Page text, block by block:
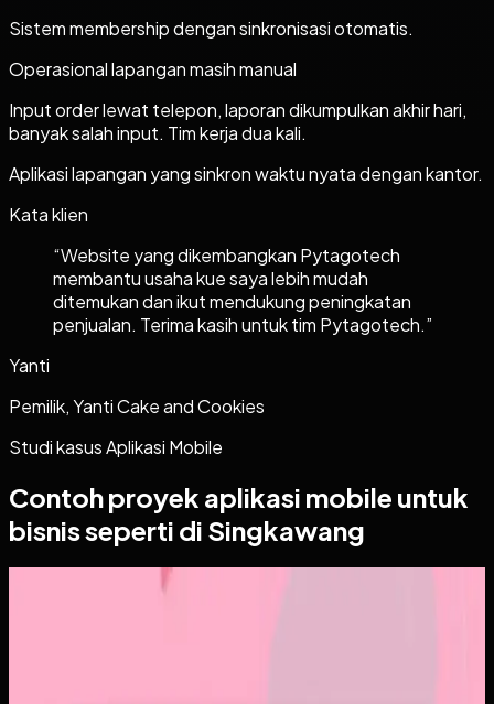
Sistem membership dengan sinkronisasi otomatis.
Operasional lapangan masih manual
Input order lewat telepon, laporan dikumpulkan akhir hari,
banyak salah input. Tim kerja dua kali.
Aplikasi lapangan yang sinkron waktu nyata dengan kantor.
Kata klien
“Website yang dikembangkan Pytagotech
membantu usaha kue saya lebih mudah
ditemukan dan ikut mendukung peningkatan
penjualan. Terima kasih untuk tim Pytagotech.”
Yanti
Pemilik, Yanti Cake and Cookies
Studi kasusAplikasi Mobile
Contoh proyek aplikasi mobile untuk
bisnis seperti di Singkawang